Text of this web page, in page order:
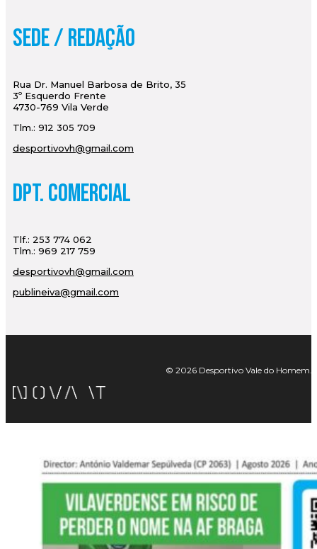
Sede / Redação
Rua Dr. Manuel Barbosa de Brito, 35
3º Esquerdo Frente
4730-769 Vila Verde
Tlm.: 912 305 709
desportivovh@gmail.com
Dpt. Comercial
Tlf.: 253 774 062
Tlm.: 969 217 759
desportivovh@gmail.com
publineiva@gmail.com
© 2026 Desportivo Vale do Homem.